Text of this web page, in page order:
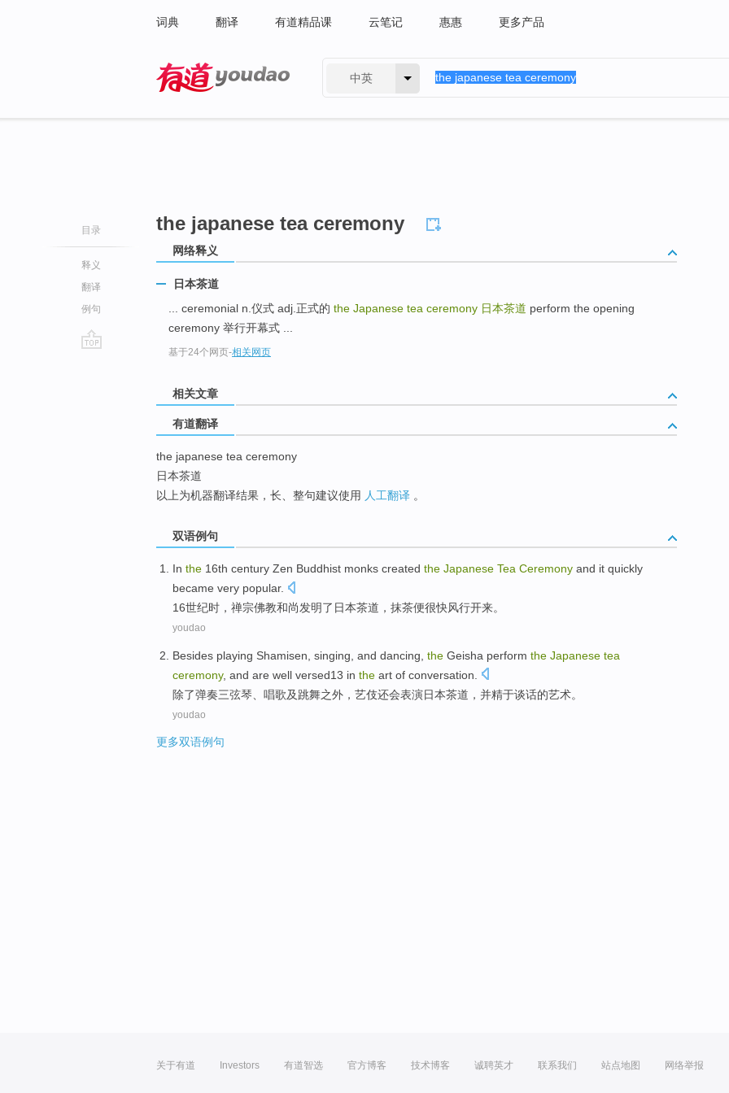
词典 翻译 有道精品课 云笔记 惠惠 更多产品
中英
目录
释义
翻译
例句
the japanese tea ceremony
网络释义
日本茶道
... ceremonial n.仪式 adj.正式的 the Japanese tea ceremony 日本茶道 perform the opening
ceremony 举行开幕式 ...
基于24个网页-相关网页
相关文章
有道翻译
the japanese tea ceremony
日本茶道
以上为机器翻译结果，长、整句建议使用 人工翻译 。
双语例句
In the 16th century Zen Buddhist monks created the Japanese Tea Ceremony and it quickly
became very popular.
16世纪时， 禅宗佛教和尚发明了 日本茶道， 抹茶便很快风行开来。
youdao
Besides playing Shamisen singing and dancing the Geisha perform the Japanese tea
ceremony, and are well versed13 in the art of conversation
除了弹奏三弦琴、 唱歌及跳舞之外， 艺伎还会表演日本茶道 ， 并精于谈话的艺术。
youdao
更多双语例句
关于有道 Investors 有道智选 官方博客 技术博客 诚聘英才 联系我们 站点地图 网络举报